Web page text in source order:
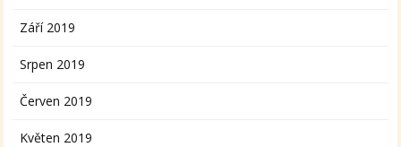
Září 2019
Srpen 2019
Červen 2019
Květen 2019